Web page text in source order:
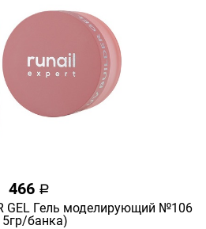
466 a
GEL Гель моделирующий №106
банка)